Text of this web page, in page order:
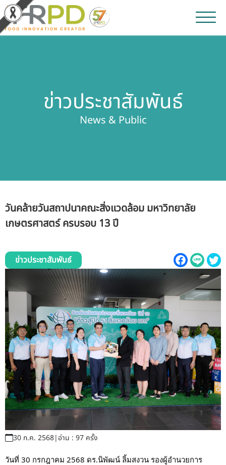
ผลิตภัณฑ์และจำหน่าย
เกี่ยวกับสถาบัน
บุคลากรสถาบัน
ระบบสารสนเทศ (ใน)
ติดต่อเรา
สายตรงผู้บริหาร
ข่าวประชาสัมพันธ์
News & Public
วันคล้ายวันสถาปนาคณะสิ่งแวดล้อม มหาวิทยาลัย
เกษตรศาสตร์ ครบรอบ 13 ปี
ข่าวประชาสัมพันธ์
30 ก.ค. 2568|อ่าน : 97 ครั้ง
วันที่ 30 กรกฎาคม 2568 ดร.นิพัฒน์ ลิ้มสงวน รองผู้อำนวยการ